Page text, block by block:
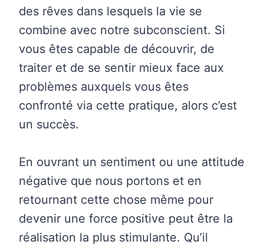
des rêves dans lesquels la vie se
combine avec notre subconscient. Si
vous êtes capable de découvrir, de
traiter et de se sentir mieux face aux
problèmes auxquels vous êtes
confronté via cette pratique, alors c’est
un succès.
En ouvrant un sentiment ou une attitude
négative que nous portons et en
retournant cette chose même pour
devenir une force positive peut être la
réalisation la plus stimulante. Qu’il